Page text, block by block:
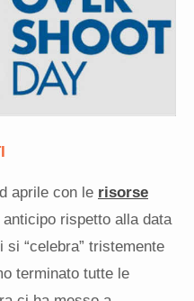
aprile con le risorse
rispetto alla data
si “celebra” tristemente
terminato tutte le